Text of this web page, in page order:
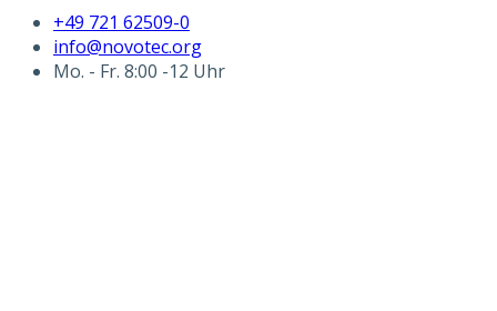
+49 721 62509-0
info@novotec.org
Mo. - Fr. 8:00 -12 Uhr